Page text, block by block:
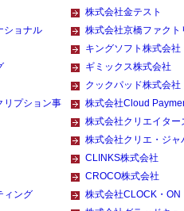
株式会社金テスト
ショナル
株式会社京橋ファクト
キングソフト株式会社
ギミックス株式会社
クックパッド株式会社
リプション事
株式会社Cloud
株式会社クリエイター
株式会社クリエ・ジャ
CLINKS株式会社
CROCO株式会社
ィング
株式会社CLOCK・ON